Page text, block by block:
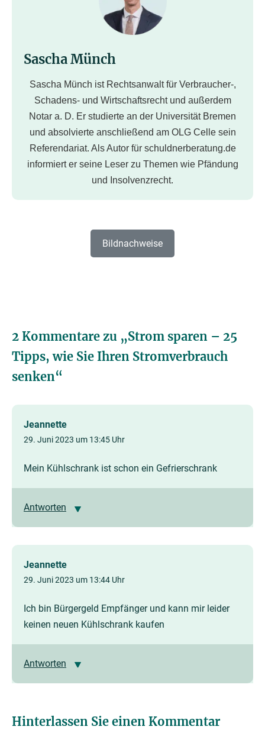
Sascha Münch
Sascha Münch ist Rechtsanwalt für Verbraucher-,
Schadens- und Wirtschaftsrecht und außerdem
Notar a. D. Er studierte an der Universität Bremen
und absolvierte anschließend am OLG Celle sein
Referendariat. Als Autor für schuldnerberatung.de
informiert er seine Leser zu Themen wie Pfändung
und Insolvenzrecht.
Bildnachweise
2 Kommentare zu „Strom sparen – 25
Tipps, wie Sie Ihren Stromverbrauch
senken“
Jeannette
29. Juni 2023 um 13:45 Uhr
Mein Kühlschrank ist schon ein Gefrierschrank
Antworten
Jeannette
29. Juni 2023 um 13:44 Uhr
Ich bin Bürgergeld Empfänger und kann mir leider
keinen neuen Kühlschrank kaufen
Antworten
Hinterlassen Sie einen Kommentar